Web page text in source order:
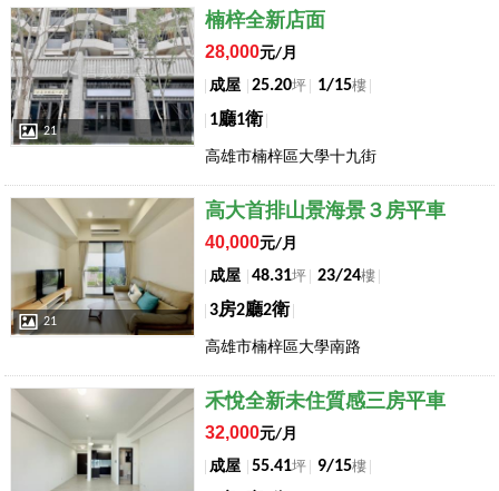
店長推薦
21
楠梓全新店面
28,000元/月
成屋
25.20坪 1/15樓
1廳1衛
高雄市楠梓區大學十九街
店長推薦
21
高大首排山景海景３房平車
40,000元/月
成屋
48.31坪 23/24樓
3房2廳2衛
高雄市楠梓區大學南路
店長推薦 禾悅全新未住質感三房平車
32,000元/月
成屋
55.41坪 9/15樓